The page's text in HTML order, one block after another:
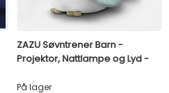
ZAZU Søvntrener Barn -
Projektor, Nattlampe og Lyd -
På lager